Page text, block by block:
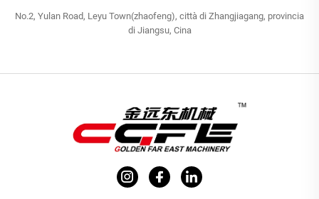
No.2, Yulan Road, Leyu Town(zhaofeng), città di Zhangjiagang, provincia
di Jiangsu, Cina